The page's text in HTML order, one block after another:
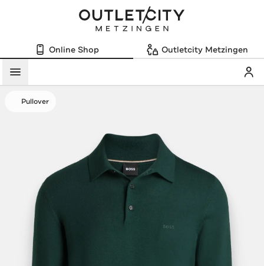
Online Shop Outletcity Metzingen
Menü
Pullover